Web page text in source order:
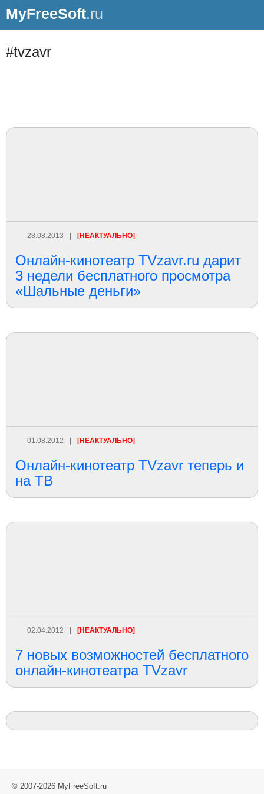
MyFreeSoft.ru
#tvzavr
28.08.2013 [НЕАКТУАЛЬНО]
Онлайн-кинотеатр TVzavr.ru дарит
3 недели бесплатного просмотра
«Шальные деньги»
01.08.2012 [НЕАКТУАЛЬНО]
Онлайн-кинотеатр TVzavr теперь и
на ТВ
02.04.2012 [НЕАКТУАЛЬНО]
7 новых возможностей бесплатного
онлайн-кинотеатра TVzavr
© 2007-2026 MyFreeSoft.ru